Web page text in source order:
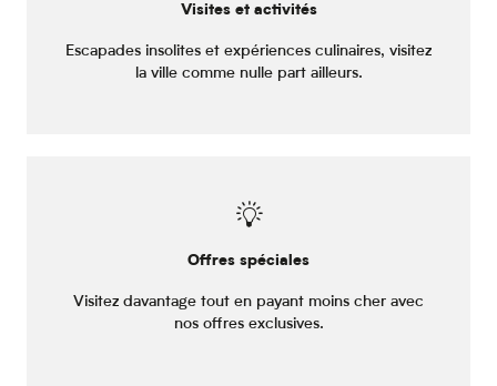
Visites et activités
Escapades insolites et expériences culinaires, visitez
la ville comme nulle part ailleurs.
Offres spéciales
Visitez davantage tout en payant moins cher avec
nos offres exclusives.